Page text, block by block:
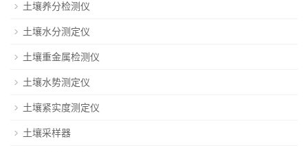
土壤养分检测仪
土壤水分测定仪
土壤重金属检测仪
土壤水势测定仪
土壤紧实度测定仪
土壤采样器